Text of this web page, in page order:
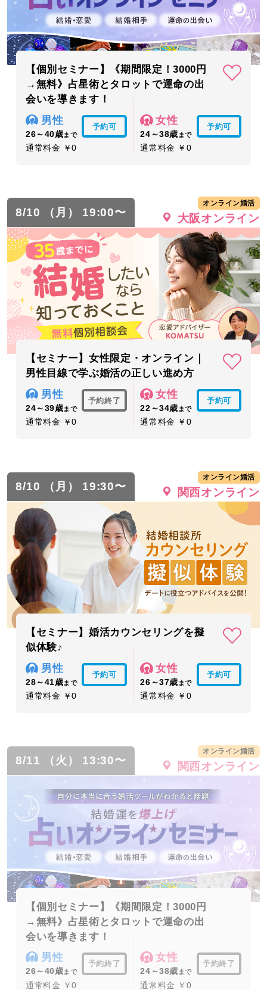
【個別セミナー】《期間限定！3000円
→無料》占星術とタロットで運命の出
会いを導きます！
男性
26～40歳まで
予約可
通常料金 ￥0
女性
24～38歳 まで
予約可
通常料金 ￥0
8/10 （月） 19:00〜
オンライン婚活
大阪オンライン
【セミナー】女性限定・オンライン｜
男性目線で学ぶ婚活の正しい進め方
男性
24～39歳まで
予約終了
通常料金 ￥0
女性
22～34歳 まで
予約可
通常料金 ￥0
8/10 （月） 19:30〜
オンライン婚活
関西オンライン
【セミナー】婚活カウンセリングを擬
似体験♪
男性
28～41歳まで
予約可
通常料金 ￥0
女性
26～37歳 まで
予約可
通常料金 ￥0
8/11 （火） 13:30〜
オンライン婚活
関西オンライン
【個別セミナー】《期間限定！3000円
→無料》占星術とタロットで運命の出
会いを導きます！
男性
26～40歳まで
予約終了
通常料金 ￥0
女性
24～38歳 まで
予約終了
通常料金 ￥0